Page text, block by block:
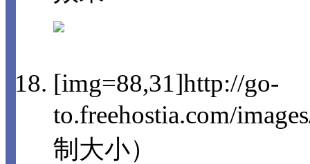
[img=88,31]http://go-
to.freehostia.com/
制大小）